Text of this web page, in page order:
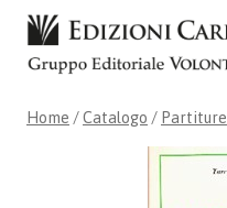
Salta
contenuto
Home /Catalogo / Partiture